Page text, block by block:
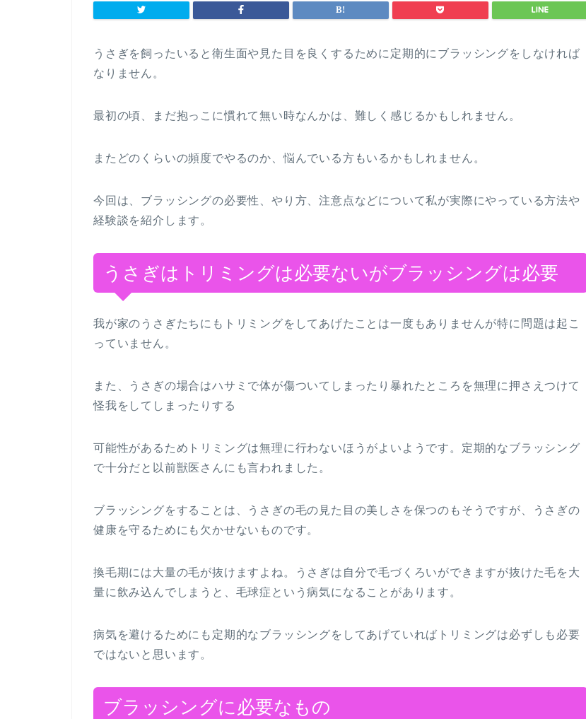
うさぎを飼ったいると衛生面や見た目を良くするために定期的にブラッシングをしなければ
なりません。
最初の頃、まだ抱っこに慣れて無い時なんかは、難しく感じるかもしれません。
またどのくらいの頻度でやるのか、悩んでいる方もいるかもしれません。
今回は、ブラッシングの必要性、やり方、注意点などについて私が実際にやっている方法や
経験談を紹介します。
うさぎはトリミングは必要ないがブラッシングは必要
我が家のうさぎたちにもトリミングをしてあげたことは一度もありませんが特に問題は起こ
っていません。
また、うさぎの場合はハサミで体が傷ついてしまったり暴れたところを無理に押さえつけて
怪我をしてしまったりする
可能性があるためトリミングは無理に行わないほうがよいようです。定期的なブラッシング
で十分だと以前獣医さんにも言われました。
ブラッシングをすることは、うさぎの毛の見た目の美しさを保つのもそうですが、うさぎの
健康を守るためにも欠かせないものです。
換毛期には大量の毛が抜けますよね。うさぎは自分で毛づくろいができますが抜けた毛を大
量に飲み込んでしまうと、毛球症という病気になることがあります。
病気を避けるためにも定期的なブラッシングをしてあげていればトリミングは必ずしも必要
ではないと思います。
ブラッシングに必要なもの